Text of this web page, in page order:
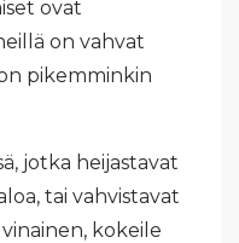
ovat
on vahvat
pikemminkin
jotka heijastavat
tai vahvistavat
kokeile